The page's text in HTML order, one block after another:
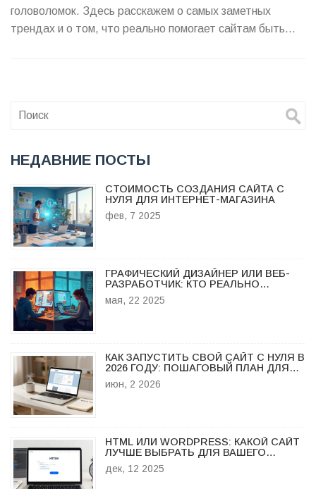
головоломок. Здесь расскажем о самых заметных
трендах и о том, что реально помогает сайтам быть
НЕДАВНИЕ ПОСТЫ
СТОИМОСТЬ СОЗДАНИЯ САЙТА С
НУЛЯ ДЛЯ ИНТЕРНЕТ-МАГАЗИНА
фев, 7 2025
ГРАФИЧЕСКИЙ ДИЗАЙНЕР ИЛИ ВЕБ-
РАЗРАБОТЧИК: КТО РЕАЛЬНО
ЗАРАБАТЫВАЕТ БОЛЬШЕ?
мая, 22 2025
КАК ЗАПУСТИТЬ СВОЙ САЙТ С НУЛЯ В
2026 ГОДУ: ПОШАГОВЫЙ ПЛАН ДЛЯ
НОВИЧКОВ
июн, 2 2026
HTML ИЛИ WORDPRESS: КАКОЙ САЙТ
ЛУЧШЕ ВЫБРАТЬ ДЛЯ ВАШЕГО
ПРОЕКТА
дек, 12 2025